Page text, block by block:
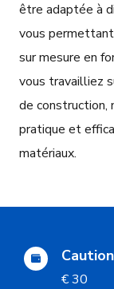
être adaptée à
vous permettant
sur mesure en
vous travailliez
de
pratique et
matériaux.
Caution
€ 30